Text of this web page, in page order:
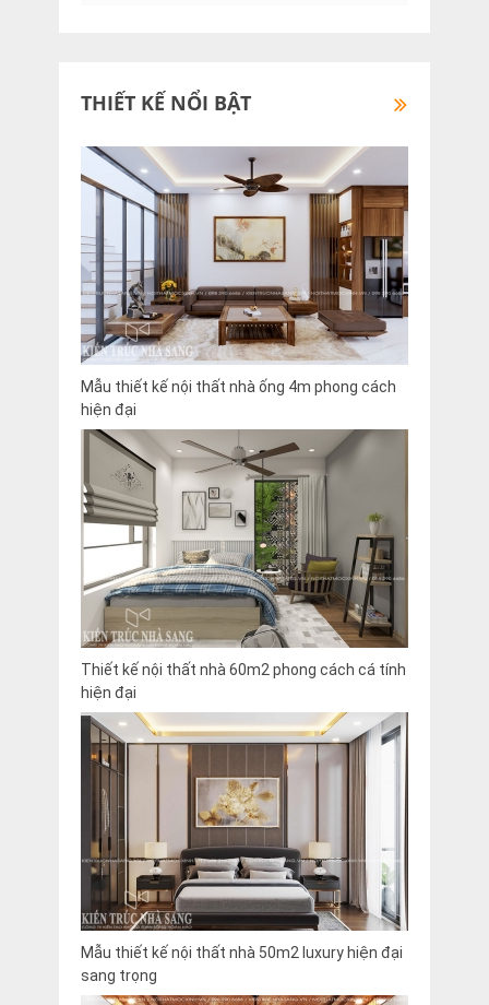
THIẾT KẾ NỔI BẬT
Mẫu thiết kế nội thất nhà ống 4m phong cách
hiện đại
Thiết kế nội thất nhà 60m2 phong cách cá tính
hiện đại
Mẫu thiết kế nội thất nhà 50m2 luxury hiện đại
sang trọng